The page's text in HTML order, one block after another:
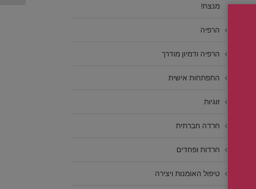
מנצח!
הרפיה
הרפיה ודמיון מודרך
התפתחות אישית
זוגיות
חרדה חברתית
חרדות ופחדים
טיפול האומנות ויצירה